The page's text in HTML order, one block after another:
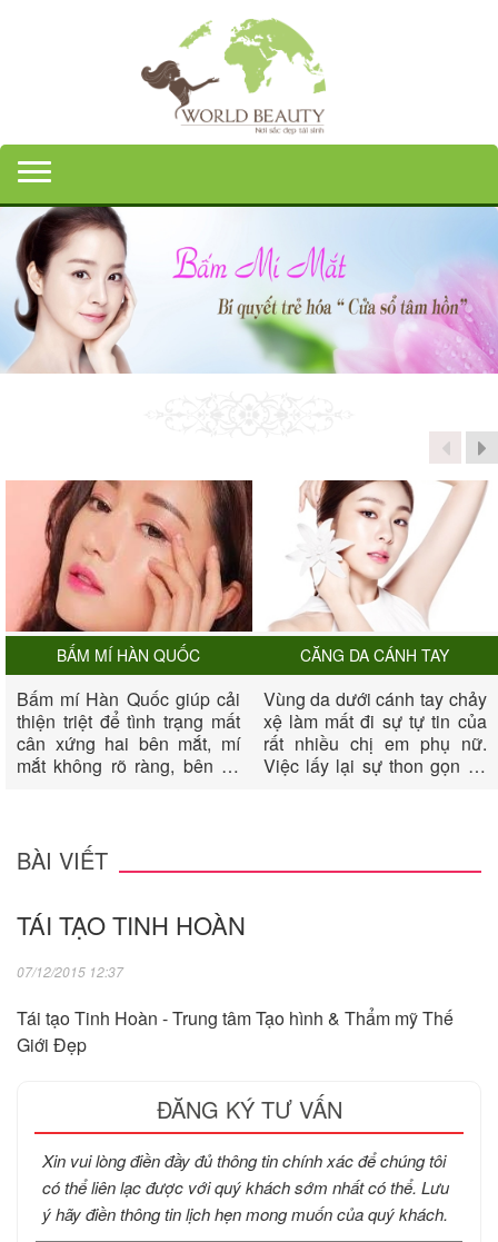
BẤM MÍ HÀN QUỐC
Bấm mí Hàn Quốc giúp cải
thiện triệt để tình trạng mất
cân xứng hai bên mắt, mí
mắt không rõ ràng, bên có
rũ và tươi trẻ.
CĂNG DA CÁNH TAY
Vùng da dưới cánh tay chảy
xệ làm mất đi sự tự tin của
rất nhiều chị em phụ nữ.
Việc lấy lại sự thon gọn và
thành công, thì biện pháp
BÀI VIẾT
TÁI TẠO TINH HOÀN
07/12/2015 12:37
Tái tạo Tinh Hoàn - Trung tâm Tạo hình & Thẩm mỹ Thế
Giới Đẹp
ĐĂNG KÝ TƯ VẤN
Xin vui lòng điền đầy đủ thông tin chính xác để chúng tôi
có thể liên lạc được với quý khách sớm nhất có thể. Lưu
ý hãy điền thông tin lịch hẹn mong muốn của quý khách.